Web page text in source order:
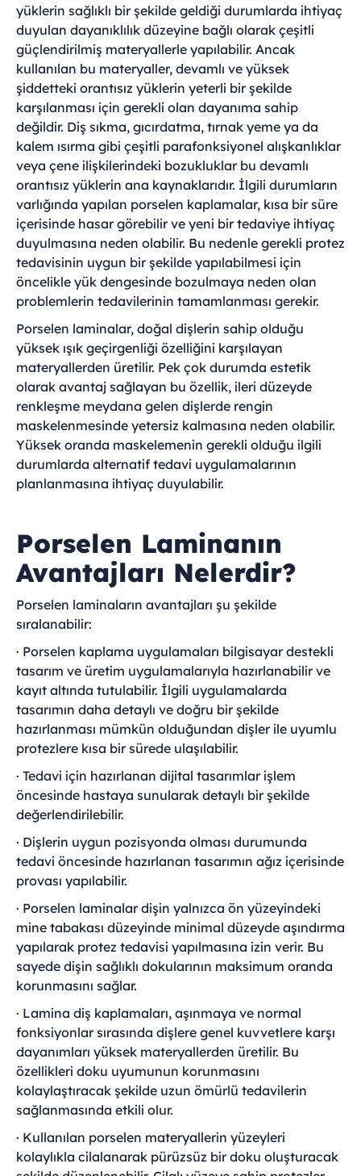
yüklerin sağlıklı bir şekilde geldiği durumlarda ihtiyaç
duyulan dayanıklılık düzeyine bağlı olarak çeşitli
güçlendirilmiş materyallerle yapılabilir. Ancak
kullanılan bu materyaller, devamlı ve yüksek
şiddetteki orantısız yüklerin yeterli bir şekilde
karşılanması için gerekli olan dayanıma sahip
değildir. Diş sıkma, gıcırdatma, tırnak yeme ya da
kalem ısırma gibi çeşitli parafonksiyonel alışkanlıklar
veya çene ilişkilerindeki bozukluklar bu devamlı
orantısız yüklerin ana kaynaklarıdır. İlgili durumların
varlığında yapılan porselen kaplamalar, kısa bir süre
içerisinde hasar görebilir ve yeni bir tedaviye ihtiyaç
duyulmasına neden olabilir. Bu nedenle gerekli protez
tedavisinin uygun bir şekilde yapılabilmesi için
öncelikle yük dengesinde bozulmaya neden olan
problemlerin tedavilerinin tamamlanması gerekir.
Porselen laminalar, doğal dişlerin sahip olduğu
yüksek ışık geçirgenliği özelliğini karşılayan
materyallerden üretilir. Pek çok durumda estetik
olarak avantaj sağlayan bu özellik, ileri düzeyde
renkleşme meydana gelen dişlerde rengin
maskelenmesinde yetersiz kalmasına neden olabilir.
Yüksek oranda maskelemenin gerekli olduğu ilgili
durumlarda alternatif tedavi uygulamalarının
planlanmasına ihtiyaç duyulabilir.
Porselen Laminanın
Avantajları Nelerdir?
Porselen laminaların avantajları şu şekilde
sıralanabilir:
· Porselen kaplama uygulamaları bilgisayar destekli
tasarım ve üretim uygulamalarıyla hazırlanabilir ve
kayıt altında tutulabilir. İlgili uygulamalarda
tasarımın daha detaylı ve doğru bir şekilde
hazırlanması mümkün olduğundan dişler ile uyumlu
protezlere kısa bir sürede ulaşılabilir.
· Tedavi için hazırlanan dijital tasarımlar işlem
öncesinde hastaya sunularak detaylı bir şekilde
değerlendirilebilir.
· Dişlerin uygun pozisyonda olması durumunda
tedavi öncesinde hazırlanan tasarımın ağız içerisinde
provası yapılabilir.
· Porselen laminalar dişin yalnızca ön yüzeyindeki
mine tabakası düzeyinde minimal düzeyde aşındırma
yapılarak protez tedavisi yapılmasına izin verir. Bu
sayede dişin sağlıklı dokularının maksimum oranda
korunmasını sağlar.
· Lamina diş kaplamaları, aşınmaya ve normal
fonksiyonlar sırasında dişlere genel kuvvetlere karşı
dayanımları yüksek materyallerden üretilir. Bu
özellikleri doku uyumunun korunmasını
kolaylaştıracak şekilde uzun ömürlü tedavilerin
sağlanmasında etkili olur.
· Kullanılan porselen materyallerin yüzeyleri
kolaylıkla cilalanarak pürüzsüz bir doku oluşturacak